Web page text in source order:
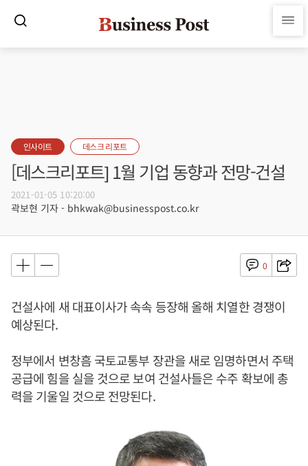
인사이트 데스크 리포트
[데스크리포트] 1월 기업 동향과 전망-건설
2021-01-05 10:20:00
곽보현 기자 - bhkwak@businesspost.co.kr
0
건설사에 새 대표이사가 속속 등장해 올해 치열한 경쟁이
예상된다.
정부에서 변창흠 국토교통부 장관을 새로 임명하면서 주택
공급에 힘을 실을 것으로 보여 건설사들은 수주 확보에 총
력을 기울일 것으로 전망된다.